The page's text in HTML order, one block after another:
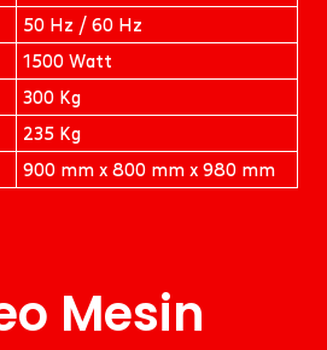
50 Hz / 60 Hz
1500 Watt
300 Kg
235 Kg
900 mm x 800 mm x 980 mm
Mesin